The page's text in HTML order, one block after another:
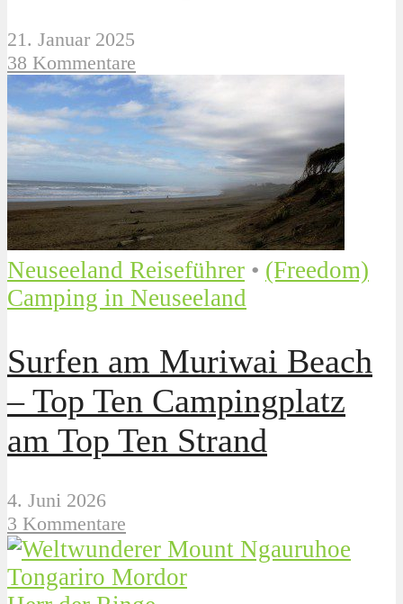
21. Januar 2025
38 Kommentare
Neuseeland Reiseführer • (Freedom)
Camping in Neuseeland
Surfen am Muriwai Beach
– Top Ten Campingplatz
am Top Ten Strand
4. Juni 2026
3 Kommentare